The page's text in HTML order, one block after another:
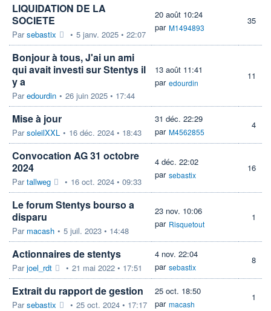
LIQUIDATION DE LA
SOCIETE
Parsebastix • 5 janv. 2025 • 22:07
20 août 10:24
par M1494893
35
Bonjour à tous, J'ai un ami
qui avait investi sur Stentys il
y a
Paredourdin • 26 juin 2025 • 17:44
13 août 11:41
par edourdin
11
Mise à jour
ParsoleilXXL • 16 déc. 2024 • 18:43
31 déc. 22:29
par M4562855
4
Convocation AG 31 octobre
2024
Partallweg • 16 oct. 2024 • 09:33
4 déc. 22:02
par sebastix
16
Le forum Stentys bourso a
disparu
Par macash • 5 juil. 2023 • 14:48
23 nov. 10:06
par Risquetout
1
Actionnaires de stentys
Parjoel_rdt • 21 mai 2022 • 17:51
4 nov. 22:04
par sebastix
8
Extrait du rapport de gestion
Parsebastix • 25 oct. 2024 • 17:17
25 oct. 18:50
par macash
1